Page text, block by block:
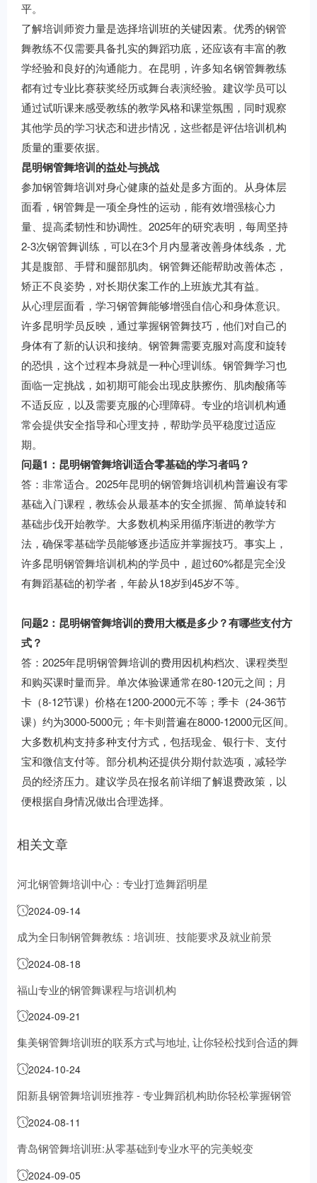
平。
了解培训师资力量是选择培训班的关键因素。优秀的钢管
舞教练不仅需要具备扎实的舞蹈功底，还应该有丰富的教
学经验和良好的沟通能力。在昆明，许多知名钢管舞教练
都有过专业比赛获奖经历或舞台表演经验。建议学员可以
通过试听课来感受教练的教学风格和课堂氛围，同时观察
其他学员的学习状态和进步情况，这些都是评估培训机构
质量的重要依据。
昆明钢管舞培训的益处与挑战
参加钢管舞培训对身心健康的益处是多方面的。从身体层
面看，钢管舞是一项全身性的运动，能有效增强核心力
量、提高柔韧性和协调性。2025年的研究表明，每周坚持
2-3次钢管舞训练，可以在3个月内显著改善身体线条，尤
其是腹部、手臂和腿部肌肉。钢管舞还能帮助改善体态，
矫正不良姿势，对长期伏案工作的上班族尤其有益。
从心理层面看，学习钢管舞能够增强自信心和身体意识。
许多昆明学员反映，通过掌握钢管舞技巧，他们对自己的
身体有了新的认识和接纳。钢管舞需要克服对高度和旋转
的恐惧，这个过程本身就是一种心理训练。钢管舞学习也
面临一定挑战，如初期可能会出现皮肤擦伤、肌肉酸痛等
不适反应，以及需要克服的心理障碍。专业的培训机构通
常会提供安全指导和心理支持，帮助学员平稳度过适应
期。
问题1：昆明钢管舞培训适合零基础的学习者吗？
答：非常适合。2025年昆明的钢管舞培训机构普遍设有零
基础入门课程，教练会从最基本的安全抓握、简单旋转和
基础步伐开始教学。大多数机构采用循序渐进的教学方
法，确保零基础学员能够逐步适应并掌握技巧。事实上，
许多昆明钢管舞培训机构的学员中，超过60%都是完全没
有舞蹈基础的初学者，年龄从18岁到45岁不等。
问题2：昆明钢管舞培训的费用大概是多少？有哪些支付方
式？
答：2025年昆明钢管舞培训的费用因机构档次、课程类型
和购买课时量而异。单次体验课通常在80-120元之间；月
卡（8-12节课）价格在1200-2000元不等；季卡（24-36节
课）约为3000-5000元；年卡则普遍在8000-12000元区间。
大多数机构支持多种支付方式，包括现金、银行卡、支付
宝和微信支付等。部分机构还提供分期付款选项，减轻学
员的经济压力。建议学员在报名前详细了解退费政策，以
便根据自身情况做出合理选择。
相关文章
河北钢管舞培训中心：专业打造舞蹈明星
2024-09-14
成为全日制钢管舞教练：培训班、技能要求及就业前景
2024-08-18
福山专业的钢管舞课程与培训机构
2024-09-21
集美钢管舞培训班的联系方式与地址, 让你轻松找到合适的舞
蹈学习地点
2024-10-24
阳新县钢管舞培训班推荐 - 专业舞蹈机构助你轻松掌握钢管
舞技能
2024-08-11
青岛钢管舞培训班:从零基础到专业水平的完美蜕变
2024-09-05